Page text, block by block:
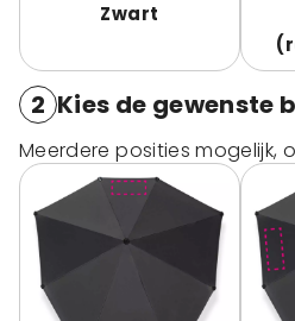
Zwart
2 Kies de gewenste
Meerdere posities mogelijk,